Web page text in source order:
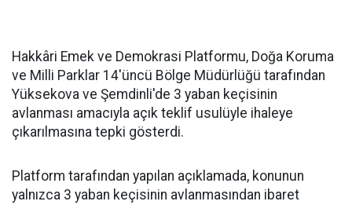
Hakkâri Emek ve Demokrasi Platformu, Doğa Koruma
ve Milli Parklar 14'üncü Bölge Müdürlüğü tarafından
Yüksekova ve Şemdinli'de 3 yaban keçisinin
avlanması amacıyla açık teklif usulüyle ihaleye
çıkarılmasına tepki gösterdi.
Platform tarafından yapılan açıklamada, konunun
yalnızca 3 yaban keçisinin avlanmasından ibaret